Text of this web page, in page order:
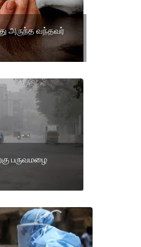
அருந்த வந்தவர்
பருவமழை